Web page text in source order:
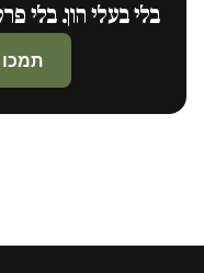
בלי בעלי הון. בלי